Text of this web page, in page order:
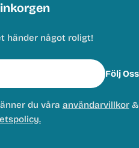
händer något roligt!
Följ Oss
du våra användarvillkor&